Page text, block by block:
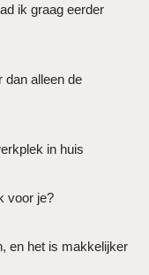
ik graag eerder
dan alleen de
in huis
voor je?
en het is makkelijker